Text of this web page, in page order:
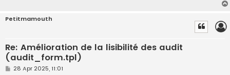
Petitmamouth
Re: Amélioration de la lisibilité des audit
(audit_form.tpl)
P28 Apr 2025, 11:01